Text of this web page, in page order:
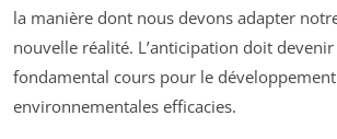
la manière dont nous devons adapter
nouvelle réalité. L’anticipation doit
fondamental cours pour le
environnementales efficacies.